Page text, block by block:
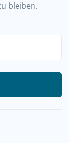
bleiben.